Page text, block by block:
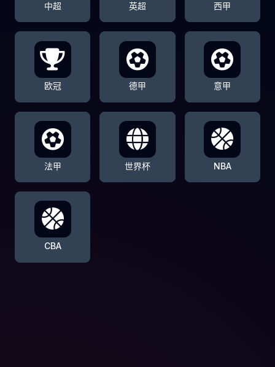
中超 英超 西甲
欧冠 德甲 意甲
法甲 世界杯 NBA
CBA